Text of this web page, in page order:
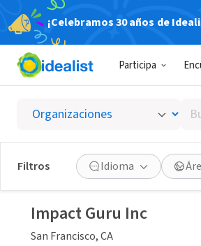
¡Celebramos 30 años de
Participa
por
o
Filtros Idioma
Impact Guru Inc
San Francisco, CA